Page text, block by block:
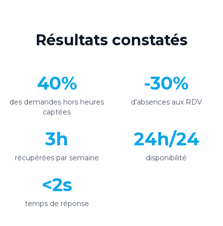
Résultats constatés
40%
des demandes hors heures
captées
-30%
d'absences aux RDV
3h
récupérées par semaine
24h/24
disponibilité
<2s
temps de réponse